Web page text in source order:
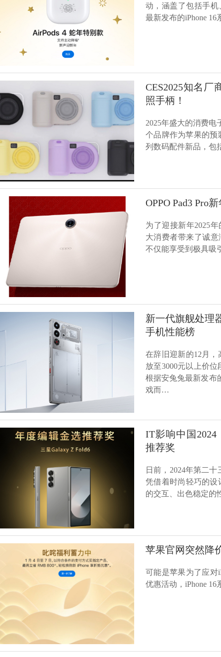
动，涵盖了包括手
最新发布的iPhone
CES2025知名厂
照手柄！
2025年盛大的消费电
个品牌作为苹果的预
列数码配件新品，包
OPPO Pad3 Pro
为了迎接新年2025
大消费者带来了诚意
不仅能享受到极具吸
新一代旗舰处理
手机性能榜
在辞旧迎新的12月
放至3000元以上价
根据安兔兔最新发布
戏而…
IT影响中国2024
推荐奖
日前，2024年第二
凭借着时尚轻巧的设
的交互、出色稳定
苹果官网突然降
可能是苹果为了应对
优惠活动，iPhone